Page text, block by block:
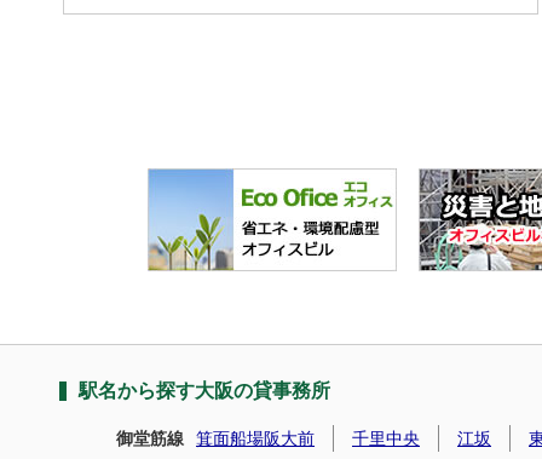
駅名から探す大阪の貸事務所
御堂筋線 箕面船場阪大前 千里中央 江坂